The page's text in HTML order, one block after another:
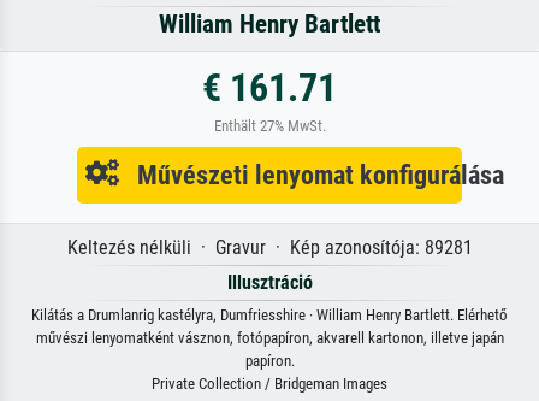
William Henry Bartlett
€ 161.71
Enthält 27% MwSt.
Művészeti lenyomat konfigurálása
Keltezés nélküli · Gravur · Kép azonosítója: 89281
Illusztráció
Kilátás a Drumlanrig kastélyra, Dumfriesshire · William Henry Bartlett. Elérhető
művészi lenyomatként vásznon, fotópapíron, akvarell kartonon, illetve japán
papíron.
Private Collection / Bridgeman Images